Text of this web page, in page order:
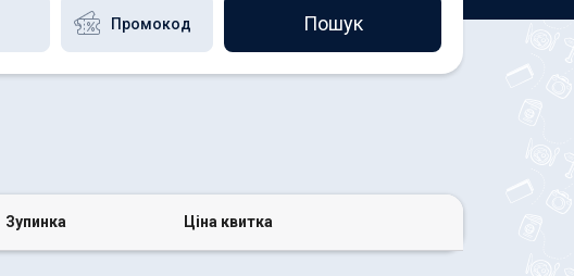
Пошук
Зупинка Ціна квитка